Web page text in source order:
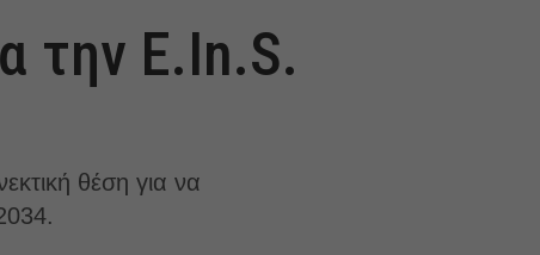
την E.In.S.
θέση για να